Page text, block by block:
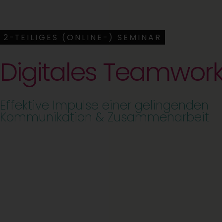
2-TEILIGES (ONLINE-) SEMINAR
Digitales
Effektive Impulse einer gelingenden
Kommunikation & Zusammenarbeit